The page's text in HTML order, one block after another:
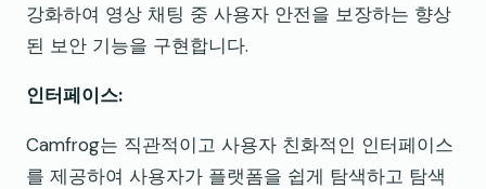
강화하여 영상 채팅 중 사용자 안전을 보장하는 향상
된 보안 기능을 구현합니다.
인터페이스:
Camfrog는 직관적이고 사용자 친화적인 인터페이스
를 제공하여 사용자가 플랫폼을 쉽게 탐색하고 탐색